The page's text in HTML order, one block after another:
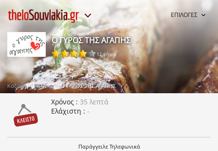
ΕΠΙΛΟΓΕΣ
Ο ΓΥΡΟΣ ΤΗΣ ΑΓΑΠΗΣ
12 ψήφοι
Κοζάνη Κοζάνη Ο ΓΥΡΟΣ ΤΗΣ ΑΓΑΠΗΣ
Χρόνος
35 λεπτά
Ελάχιστη
-
Παράγγειλε Τηλεφωνικά